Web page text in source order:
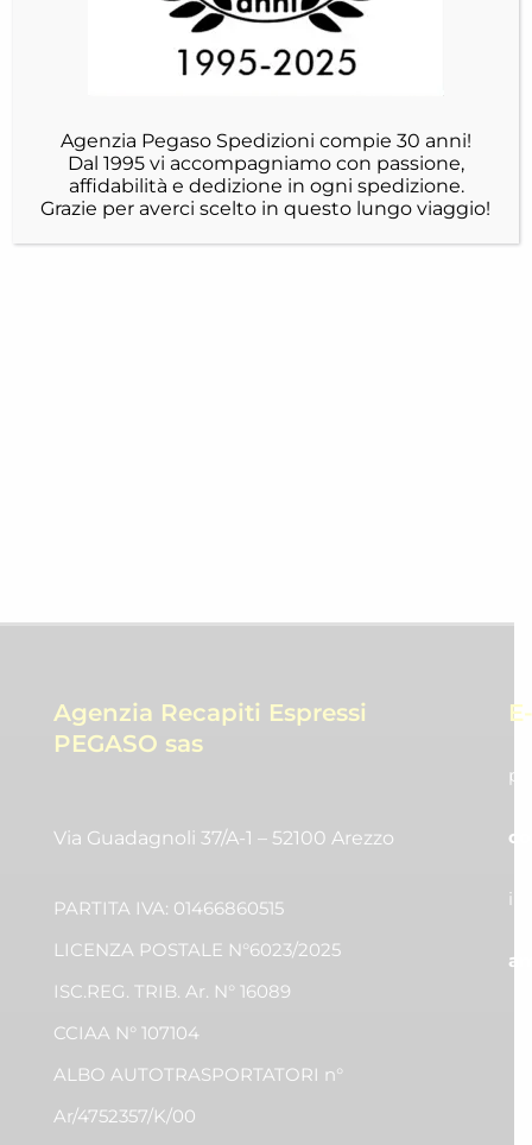
Agenzia Recapiti Espressi
PEGASO sas
Via Guadagnoli 37/A-1 – 52100 Arezzo
PARTITA IVA: 01466860515
LICENZA POSTALE N°6023/2025
ISC.REG. TRIB. Ar. N° 16089
CCIAA N° 107104
ALBO AUTOTRASPORTATORI n°
Ar/4752357/K/00
Agenzia Pegaso Spedizioni compie 30 anni!
Dal 1995 vi accompagniamo con passione,
affidabilità e dedizione in ogni spedizione.
Grazie per averci scelto in questo lungo viaggio!